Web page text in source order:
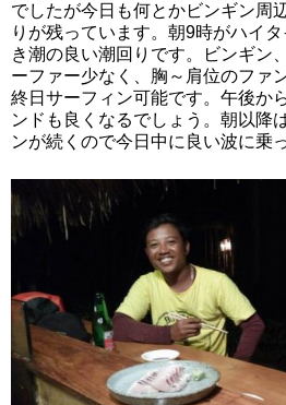
でしたが今日も何とかビンギン周
りが残っています。朝9時がハイ
き潮の良い潮回りです。ビンギン
ーファー少なく、胸～肩位のファ
終日サーフィン可能です。午後か
ンドも良くなるでしょう。朝以降
ンが続くので今日中に良い波に乗